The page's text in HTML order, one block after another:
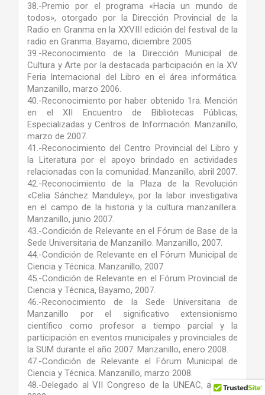
38.-Premio por el programa «Hacia un mundo de
todos», otorgado por la Dirección Provincial de la
Radio en Granma en la XXVIII edición del festival de la
radio en Granma. Bayamo, diciembre 2005.
39.-Reconocimiento de la Dirección Municipal de
Cultura y Arte por la destacada participación en la XV
Feria Internacional del Libro en el área informática.
Manzanillo, marzo 2006.
40.-Reconocimiento por haber obtenido 1ra. Mención
en el XII Encuentro de Bibliotecas Públicas,
Especializadas y Centros de Información. Manzanillo,
marzo de 2007.
41.-Reconocimiento del Centro Provincial del Libro y
la Literatura por el apoyo brindado en actividades
relacionadas con la comunidad. Manzanillo, abril 2007.
42.-Reconocimiento de la Plaza de la Revolución
«Celia Sánchez Manduley», por la labor investigativa
en el campo de la historia y la cultura manzanillera.
Manzanillo, junio 2007.
43.-Condición de Relevante en el Fórum de Base de la
Sede Universitaria de Manzanillo. Manzanillo, 2007.
44.-Condición de Relevante en el Fórum Municipal de
Ciencia y Técnica. Manzanillo, 2007.
45.-Condición de Relevante en el Fórum Provincial de
Ciencia y Técnica, Bayamo, 2007.
46.-Reconocimiento de la Sede Universitaria de
Manzanillo por el significativo extensionismo
científico como profesor a tiempo parcial y la
participación en eventos municipales y provinciales de
la SUM durante el año 2007. Manzanillo, enero 2008.
47.-Condición de Relevante el Fórum Municipal de
Ciencia y Técnica. Manzanillo, marzo 2008.
48.-Delegado al VII Congreso de la UNEAC, abril del